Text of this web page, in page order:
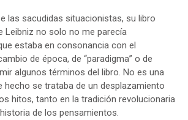
las sacudidas situacionistas, su libro
Leibniz no solo no me parecía
estaba en consonancia con el
de época, de “paradigma” o de
algunos términos del libro. No es una
hecho se trataba de un desplazamiento
hitos, tanto en la tradición revolucionaria
de los pensamientos.